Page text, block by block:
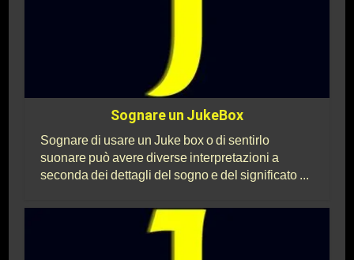
Sognare un JukeBox
Sognare di usare un Juke box o di sentirlo
suonare può avere diverse interpretazioni a
seconda dei dettagli del sogno e del significato ...